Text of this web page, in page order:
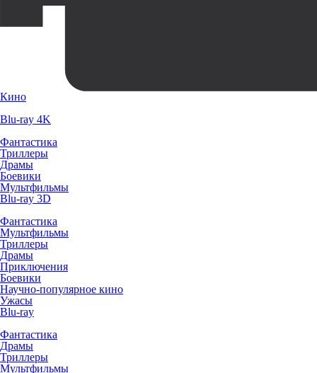
Кино
Blu-ray 4K
Фантастика
Триллеры
Драмы
Боевики
Мультфильмы
Blu-ray 3D
Фантастика
Мультфильмы
Триллеры
Драмы
Приключения
Боевики
Научно-популярное кино
Ужасы
Blu-ray
Фантастика
Драмы
Триллеры
Мультфильмы